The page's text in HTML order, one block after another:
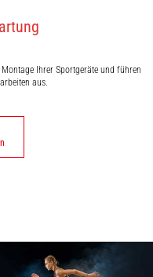
Ihrer Sportgeräte und führen
aus.